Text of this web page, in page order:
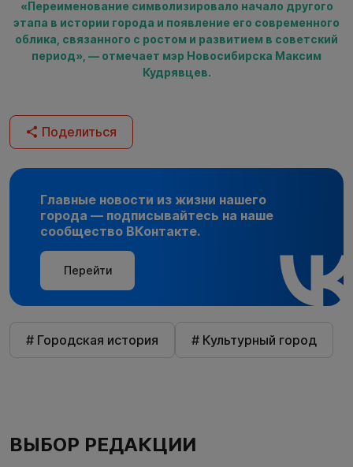
«Переименование символизировало начало другого
этапа в истории города и появление его современного
облика, связанного с ростом и развитием в советский
период», — отмечает мэр Новосибирска Максим
Кудрявцев.
Поделиться
Главные новости из жизни нашего
города — подписывайтесь на наше
сообщество ВКонтакте.
Перейти
# Городская история # Культурный город
ВЫБОР РЕДАКЦИИ